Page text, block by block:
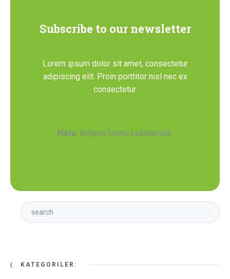
Subscribe to our newsletter
Lorem ipsum dolor sit amet, consectetur
adipiscing elit. Proin porttitor nisl nec ex
consectetur.
Hata: İletişim formu bulunamadı.
KATEGORILER: